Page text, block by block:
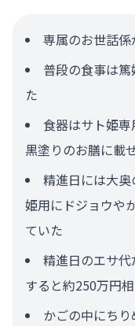
専属のお世話
普段の食事は
た
食器はサト姫専
黒塗りのお膳に載
精進日には大
姫用にドジョウや
ていた
精進日のエサ
すると約250万円相
かごの中にち